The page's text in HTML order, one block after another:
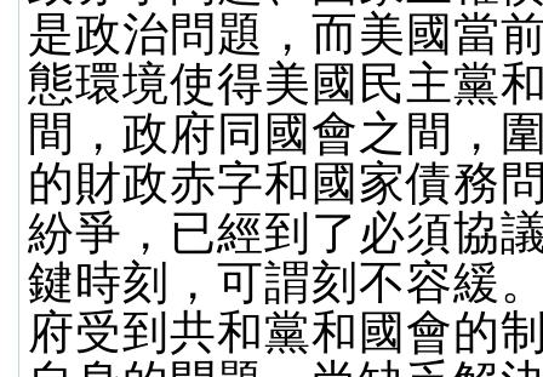
是政治問題，而美國當
態環境使得美國民主黨
間，政府同國會之間，
的財政赤字和國家債務
紛爭，已經到了必須協
鍵時刻，可謂刻不容緩
府受到共和黨和國會的